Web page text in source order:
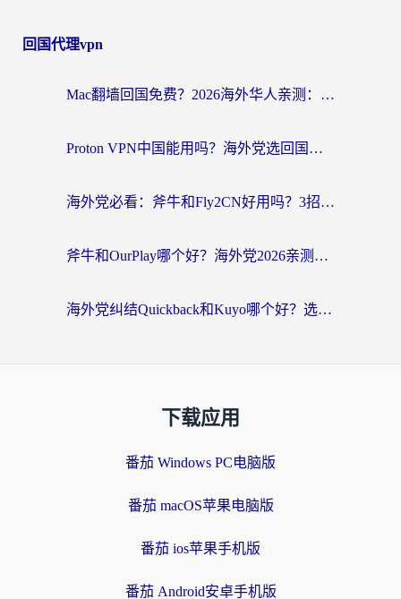
回国代理vpn
Mac翻墙回国免费？2026海外华人亲测：从CCTV5直播到国内APP，这样选加速器才靠谱
Proton VPN中国能用吗？海外党选回国加速器的避坑指南（附番茄加速器实测）
海外党必看：斧牛和Fly2CN好用吗？3招教你选对回国加速器（附免费试用攻略）
斧牛和OurPlay哪个好？海外党2026亲测：选对加速器，国内资源秒加载
海外党纠结Quickback和Kuyo哪个好？选对回国加速器才能无缝刷国内资源
下载应用
番茄 Windows PC电脑版
番茄 macOS苹果电脑版
番茄 ios苹果手机版
番茄 Android安卓手机版